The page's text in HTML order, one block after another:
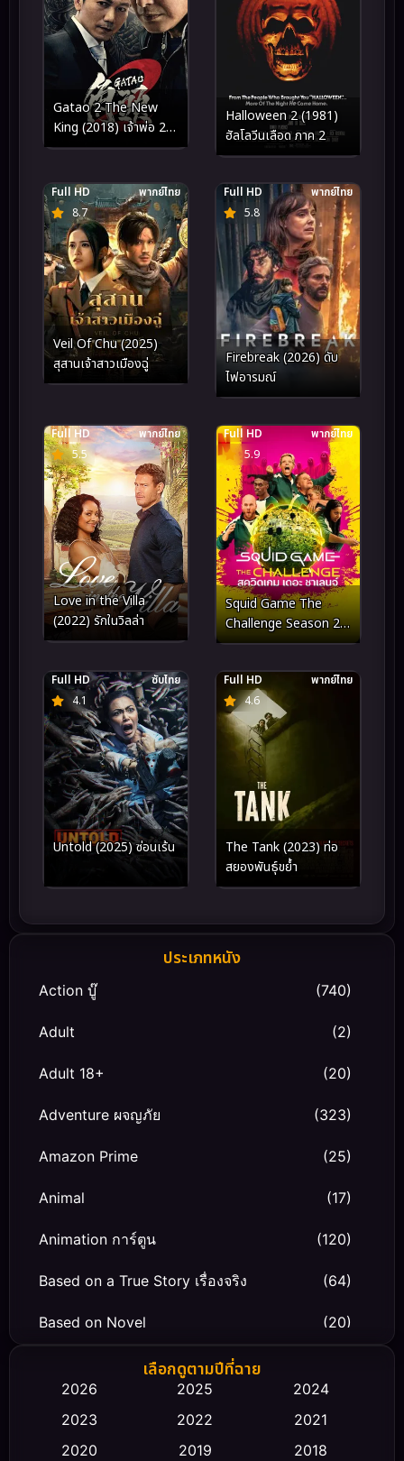
Gatao 2 The New
King (2018) เจ้าพ่อ 2
มังกรผงาด
Halloween 2 (1981)
ฮัลโลวีนเลือด ภาค 2
8.7
Full HD พากย์ไทย
Veil Of Chu (2025)
สุสานเจ้าสาวเมืองฉู่
5.8
Full HD พากย์ไทย
Firebreak (2026) ดับ
ไฟอารมณ์
5.5
Full HD พากย์ไทย
Love in the Villa
(2022) รักในวิลล่า
5.9
Full HD พากย์ไทย
Squid Game The
Challenge Season 2
สควิดเกม เดอะ ชาเลนจ์ ซี
4.1
Full HD ซับไทย
Untold (2025) ซ่อนเร้น
4.6
Full HD พากย์ไทย
The Tank (2023) ท่อ
สยองพันธุ์ขย้ำ
ประเภทหนัง
Action บู๊ (740)
Adult (2)
Adult 18+ (20)
Adventure ผจญภัย (323)
Amazon Prime (25)
Animal (17)
Animation การ์ตูน (120)
Based on a True Story เรื่องจริง (64)
Based on Novel (20)
Biography ชีวิตจริง
Classic หนังคลาสสิก (23)
เลือกดูตามปีที่ฉาย
2026 2025
2024
2023
2022
2021
2020
2019
2018